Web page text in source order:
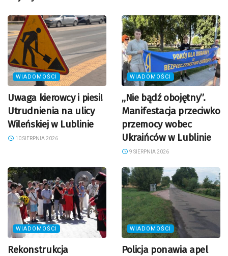
WIADOMOŚCI
Uwaga kierowcy i piesi!
Utrudnienia na ulicy
Wileńskiej w Lublinie
10 SIERPNIA 2026
WIADOMOŚCI
„Nie bądź obojętny”.
Manifestacja przeciwko
przemocy wobec
Ukraińców w Lublinie
9 SIERPNIA 2026
WIADOMOŚCI
Rekonstrukcja
WIADOMOŚCI
Policja ponawia apel